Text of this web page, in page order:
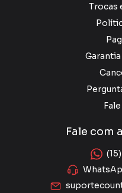
Trocas
Fale com